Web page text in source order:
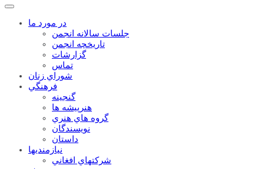
در مورد ما
جلسات سالانه انجمن
تاریخچه انجمن
گزارشات
تماس
شوراي زنان
فرهنگي
گنجينه
هنرپيشه ها
گروه هاي هنري
نويسندگان
داستان
نيازمنديها
شرکتهاي افغاني